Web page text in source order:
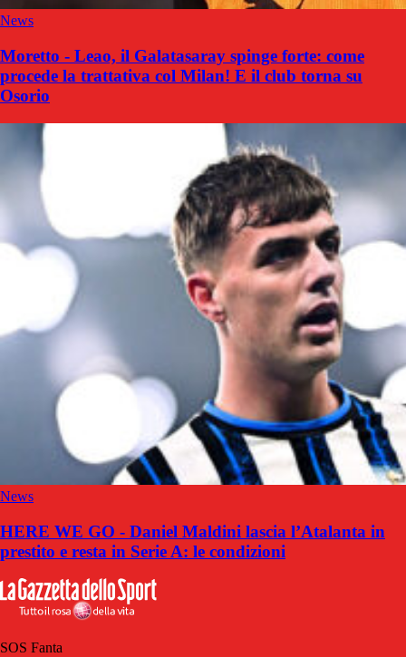
News
Moretto - Leao, il Galatasaray spinge forte: come
procede la trattativa col Milan! E il club torna su
Osorio
News
HERE WE GO - Daniel Maldini lascia l’Atalanta in
prestito e resta in Serie A: le condizioni
SOS Fanta